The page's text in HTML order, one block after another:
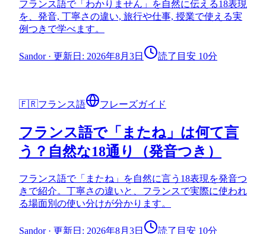
フランス語で「わかりません」を自然に伝える18表現
を、発音, 丁寧さの違い, 旅行や仕事, 授業で使える実
例つきで学べます。
Sandor· 更新日: 2026年8月3日 読了目安 10分
🇫🇷フランス語 フレーズガイド
フランス語で「またね」は何て言
う？自然な18通り（発音つき）
フランス語で「またね」を自然に言う18表現を発音つ
きで紹介。丁寧さの違いと、フランスで実際に使われ
る場面別の使い分けが分かります。
Sandor· 更新日: 2026年8月3日 読了目安 10分